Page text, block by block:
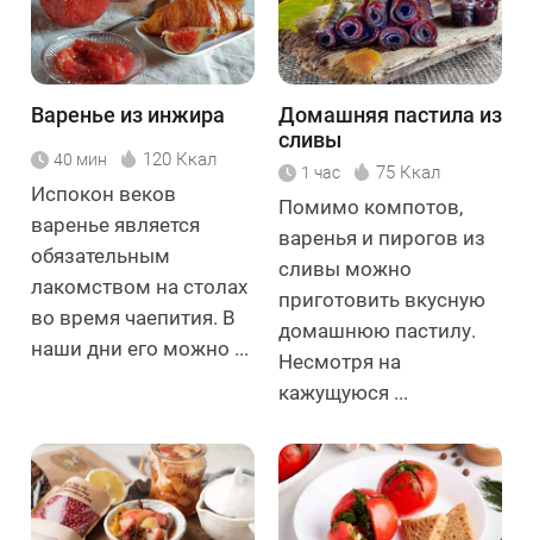
Варенье из инжира
40 мин 120 Ккал
Испокон веков
варенье является
обязательным
лакомством на столах
во время чаепития. В
наши дни его можно ...
Домашняя пастила из
сливы
1 час 75 Ккал
Помимо компотов,
варенья и пирогов из
сливы можно
приготовить вкусную
домашнюю пастилу.
Несмотря на
кажущуюся ...